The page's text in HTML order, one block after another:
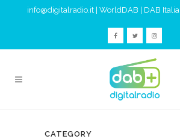
info@digitalradio.it WorldDAB DAB Italia
CATEGORY